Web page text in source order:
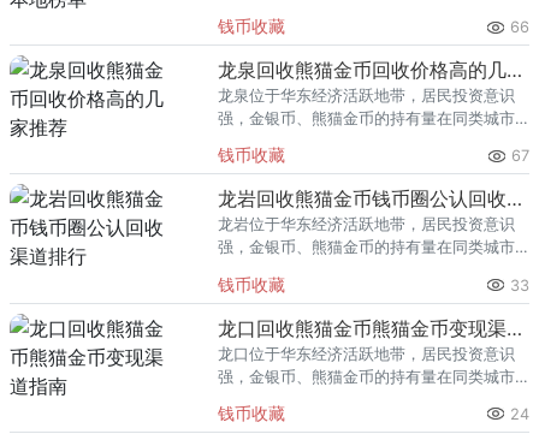
熊猫金币的需求就明显升温，但鱼龙混杂的
回收渠道里，能精准识别版别溢
钱币收藏 66
龙泉回收熊猫金币回收价格高的几家推荐
龙泉位于华东经济活跃地带，居民投资意识
强，金银币、熊猫金币的持有量在同类城市
熊猫金币的需求就明显升温，但鱼龙混杂的
回收渠道里，能精准识别版别溢
钱币收藏 67
龙岩回收熊猫金币钱币圈公认回收渠道排行
龙岩位于华东经济活跃地带，居民投资意识
强，金银币、熊猫金币的持有量在同类城市
熊猫金币的需求就明显升温，但鱼龙混杂的
回收渠道里，能精准识别版别溢
钱币收藏 33
龙口回收熊猫金币熊猫金币变现渠道指南
龙口位于华东经济活跃地带，居民投资意识
强，金银币、熊猫金币的持有量在同类城市
熊猫金币的需求就明显升温，但鱼龙混杂的
钱币收藏 24